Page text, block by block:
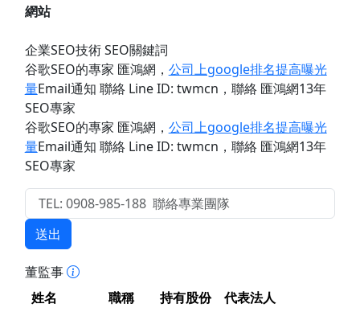
網站
企業SEO技術 SEO關鍵詞
谷歌SEO的專家 匯鴻網 ， 公司上google排名提高曝光
量Email通知 聯絡 Line ID: twmcn ，聯絡 匯鴻網13年
SEO專家
谷歌SEO的專家 匯鴻網 ， 公司上google排名提高曝光
量Email通知 聯絡 Line ID: twmcn ，聯絡 匯鴻網13年
SEO專家
送出
董監事
姓名
職稱 持有股份
代表法人